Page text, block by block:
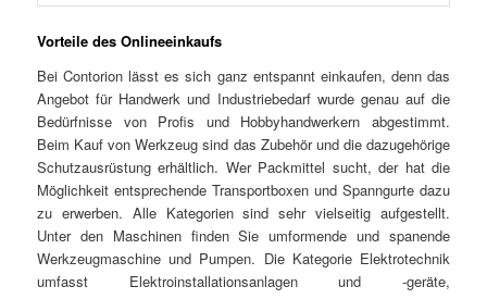
Vorteile des Onlineeinkaufs
Bei Contorion lässt es sich ganz entspannt einkaufen, denn das
Angebot für Handwerk und Industriebedarf wurde genau auf die
Bedürfnisse von Profis und Hobbyhandwerkern abgestimmt.
Beim Kauf von Werkzeug sind das Zubehör und die dazugehörige
Schutzausrüstung erhältlich. Wer Packmittel sucht, der hat die
Möglichkeit entsprechende Transportboxen und Spanngurte dazu
zu erwerben. Alle Kategorien sind sehr vielseitig aufgestellt.
Unter den Maschinen finden Sie umformende und spanende
Werkzeugmaschine und Pumpen. Die Kategorie Elektrotechnik
umfasst Elektroinstallationsanlagen und -geräte,